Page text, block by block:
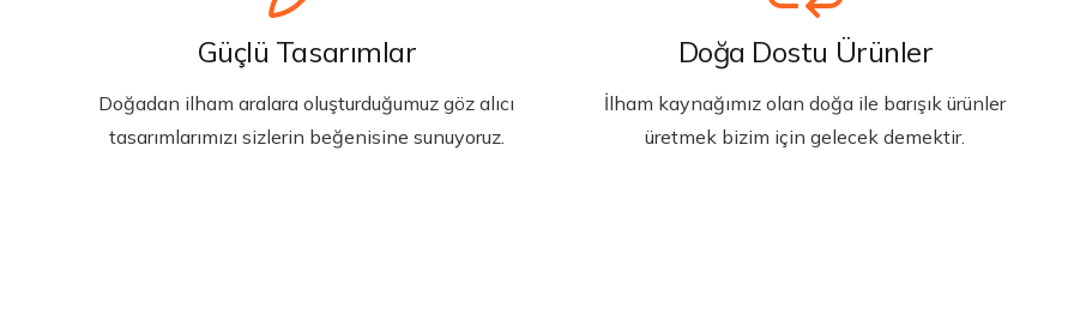
Güçlü Tasarımlar
Doğadan ilham aralara oluşturduğumuz göz alıcı
tasarımlarımızı sizlerin beğenisine sunuyoruz.
Doğa Dostu Ürünler
İlham kaynağımız olan doğa ile barışık ürünler
üretmek bizim için gelecek demektir.